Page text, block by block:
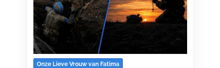
Onze Lieve Vrouw van Fatima